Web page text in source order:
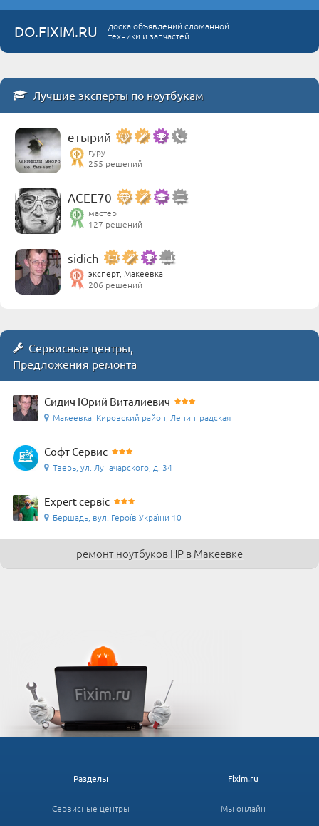
DO.FIXIM.RU
доска объявлений сломанной
техники и запчастей
Лучшие эксперты по ноутбукам
етырий
гуру
255 решений
ACEE70
мастер
127 решений
sidich
эксперт, Макеевка
206 решений
Сервисные центры,
Предложения ремонта
Сидич Юрий Виталиевич
Макеевка, Кировский район, Ленинградская
Софт Сервис
Тверь, ул. Луначарского, д. 34
Expert сервіс
Бершадь, вул. Героїв України 10
ремонт ноутбуков HP в Макеевке
Fixim.ru
Мы онлайн
Разделы
Сервисные центры